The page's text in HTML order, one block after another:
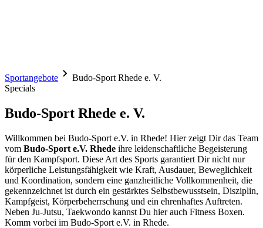
Sportangebote
Budo-Sport Rhede e. V.
Specials
Budo-Sport Rhede e. V.
Willkommen bei Budo-Sport e.V. in Rhede! Hier zeigt Dir das Team
vom Budo-Sport e.V. Rhede ihre leidenschaftliche Begeisterung
für den Kampfsport. Diese Art des Sports garantiert Dir nicht nur
körperliche Leistungsfähigkeit wie Kraft, Ausdauer, Beweglichkeit
und Koordination, sondern eine ganzheitliche Vollkommenheit, die
gekennzeichnet ist durch ein gestärktes Selbstbewusstsein, Disziplin,
Kampfgeist, Körperbeherrschung und ein ehrenhaftes Auftreten.
Neben Ju-Jutsu, Taekwondo kannst Du hier auch Fitness Boxen.
Komm vorbei im Budo-Sport e.V. in Rhede.